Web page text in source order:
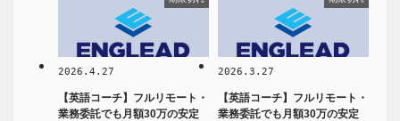
2026.4.27
【英語コーチ】フルリモート・
業務委託でも月額30万の安定
2026.3.27
【英語コーチ】フルリモート・
業務委託でも月額30万の安定